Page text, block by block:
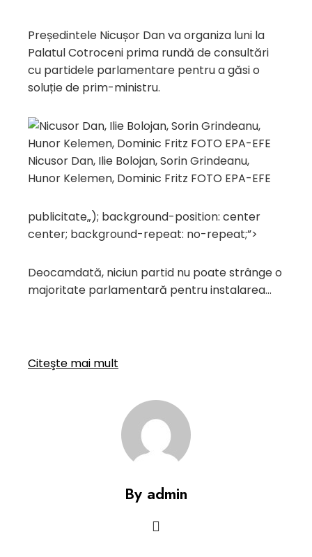
Președintele Nicușor Dan va organiza luni la
Palatul Cotroceni prima rundă de consultări
cu partidele parlamentare pentru a găsi o
soluție de prim-ministru.
Nicusor Dan, Ilie Bolojan, Sorin Grindeanu,
Hunor Kelemen, Dominic Fritz FOTO EPA-EFE
publicitate„); background-position: center
center; background-repeat: no-repeat;”>
Deocamdată, niciun partid nu poate strânge o
majoritate parlamentară pentru instalarea…
Citeşte mai mult
By admin